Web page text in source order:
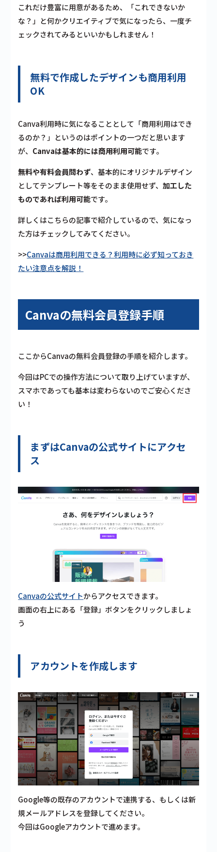
これだけ豊富に用意があるため、「これできないか
な？」と何かクリエイティブで気になったら、一度チ
ェックされてみるといいかもしれません！
無料で作成したデザインも商用利用
OK
Canva利用時に気になることとして「商用利用はでき
るのか？」というのはポイントの一つだと思います
が、 Canvaは基本的には商用利用可能です。
無料や有料会員問わず、基本的にオリジナルデザイン
としてテンプレート等をそのまま使用せず、加工した
ものであれば利用可能です。
詳しくはこちらの記事で紹介しているので、気になっ
た方はチェックしてみてください。
>>Canvaは商用利用できる？利用時に必ず知っておき
たい注意点を解説！
Canvaの無料会員登録手順
ここからCanvaの無料会員登録の手順を紹介します。
今回はPCでの操作方法について取り上げていますが、
スマホであっても基本は変わらないのでご安心くださ
い！
まずはCanvaの公式サイトにアクセ
ス
Canvaの公式サイトからアクセスできます。
画面の右上にある「登録」ボタンをクリックしましょ
う
アカウントを作成します
Google等の既存のアカウントで連携する、もしくは新
規メールアドレスを登録してください。
今回はGoogleアカウントで進めます。